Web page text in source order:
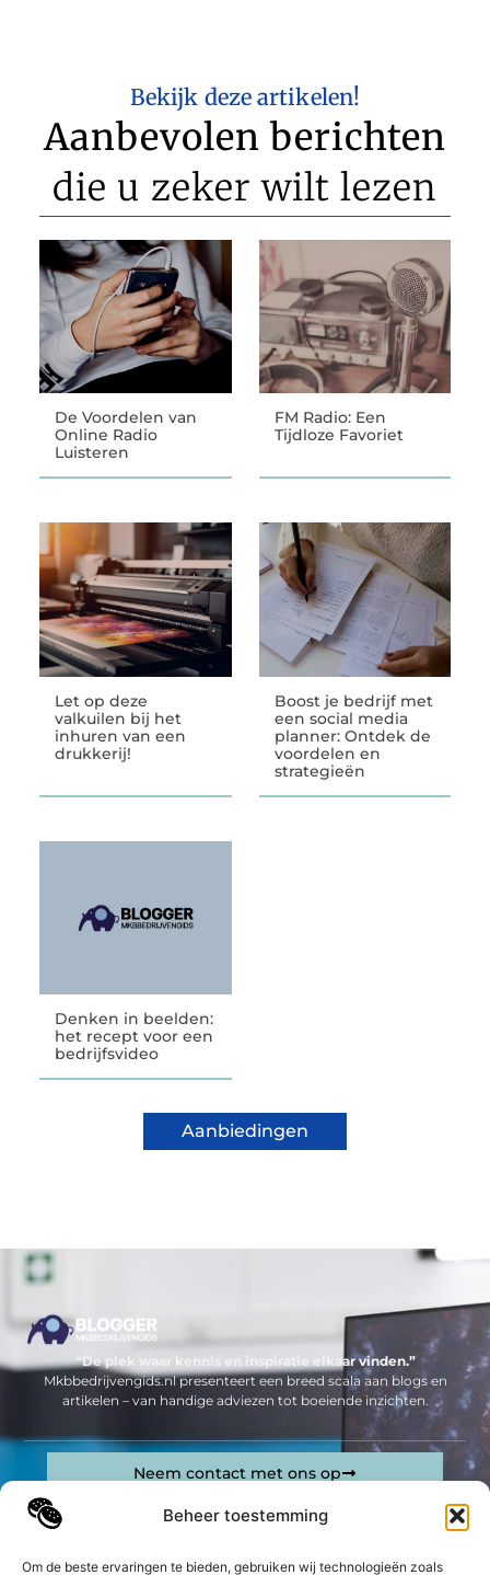
Beheer toestemming
Om de beste ervaringen te bieden, gebruiken wij technologieën zoals
Bekijk deze artikelen!
Aanbevolen berichten
die u zeker wilt lezen
De Voordelen van
Online Radio
Luisteren
FM Radio: Een
Tijdloze Favoriet
Let op deze
valkuilen bij het
inhuren van een
drukkerij!
Boost je bedrijf met
een social media
planner: Ontdek de
voordelen en
strategieën
Denken in beelden:
het recept voor een
bedrijfsvideo
Aanbiedingen
“De plek waar kennis en inspiratie elkaar vinden.”
Mkbbedrijvengids.nl presenteert een breed scala aan blogs en
artikelen – van handige adviezen tot boeiende inzichten.
Sitelinks
Neem contact met ons op